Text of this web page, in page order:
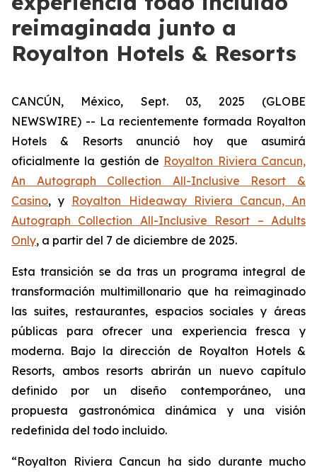
reimaginada junto a
Royalton Hotels & Resorts
CANCÚN, México, Sept. 03, 2025 (GLOBE
NEWSWIRE) -- La recientemente formada Royalton
Hotels & Resorts anunció hoy que asumirá
oficialmente la gestión de Royalton Riviera Cancun,
An Autograph Collection All-Inclusive Resort &
Casino, y Royalton Hideaway Riviera Cancun, An
Autograph Collection All-Inclusive Resort – Adults
Only, a partir del 7 de diciembre de 2025.
Esta transición se da tras un programa integral de
transformación multimillonario que ha reimaginado
las suites, restaurantes, espacios sociales y áreas
públicas para ofrecer una experiencia fresca y
moderna. Bajo la dirección de Royalton Hotels &
Resorts, ambos resorts abrirán un nuevo capítulo
definido por un diseño contemporáneo, una
propuesta gastronómica dinámica y una visión
redefinida del todo incluido.
“Royalton Riviera Cancun ha sido durante mucho